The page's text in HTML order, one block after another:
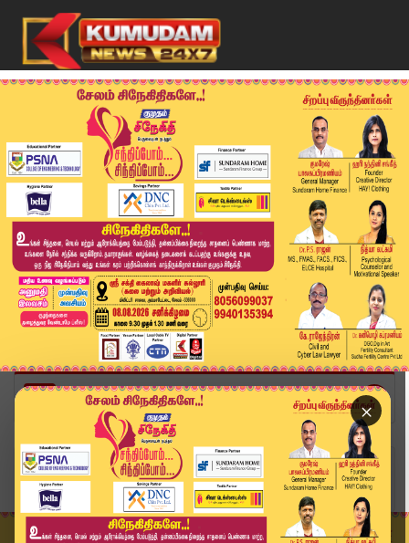
×
Home
வீடியோ ஸ்டோரி
Temple Festival | திருத்தணி திருப்படித் திருவிழ...